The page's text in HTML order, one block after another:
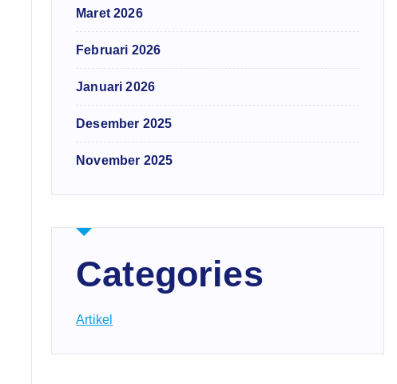
Maret 2026
Februari 2026
Januari 2026
Desember 2025
November 2025
Categories
Artikel